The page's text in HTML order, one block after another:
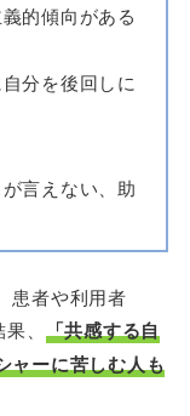
義的傾向がある
分を後回しに
が言えない、助
患者や利用者
、 「共感する自
ャーに苦しむ人も